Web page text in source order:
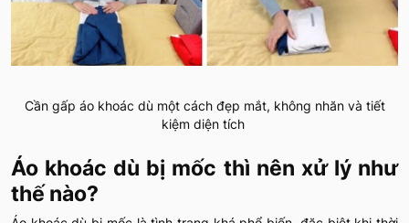
Cần gấp áo khoác dù một cách đẹp mắt, không nhăn và tiết
kiệm diện tích
Áo khoác dù bị mốc thì nên xử lý như
thế nào?